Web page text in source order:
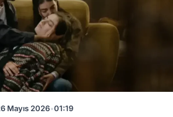
29 Mayıs Cuma Günü
Mayıs 2026•01:19